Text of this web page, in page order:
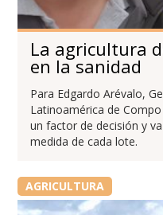
La agricultura
en la sanidad
Para Edgardo Arévalo,
Latinoamérica de
un factor de decisión y
medida de cada lote.
AGRICULTURA